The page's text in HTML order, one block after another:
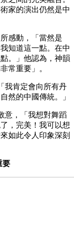
家的演出仍然是中
感動，「當然是
知道這一點。在中
。」他認為，神韻
常重要」。
我肯定會向所有丹
然的中國傳統。」
意，「我想對舞蹈
，完美！我可以想
如此令人印象深刻
要